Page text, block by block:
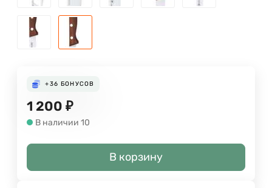
+36 БОНУСОВ
1 200 ₽
В наличии 10
В корзину